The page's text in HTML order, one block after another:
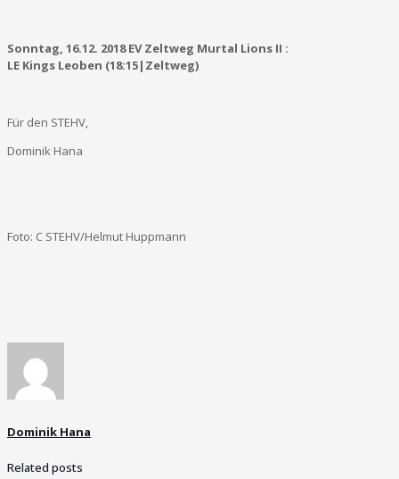
Sonntag, 16.12. 2018 EV Zeltweg Murtal Lions II :
LE Kings Leoben (18:15|Zeltweg)
Für den STEHV,
Dominik Hana
Foto: C STEHV/Helmut Huppmann
Dominik Hana
Related posts